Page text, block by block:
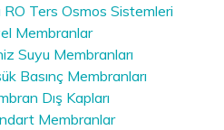
RO Ters Osmos Sistemleri
Membranlar
Suyu Membranları
Basınç Membranları
Dış Kapları
Membranlar